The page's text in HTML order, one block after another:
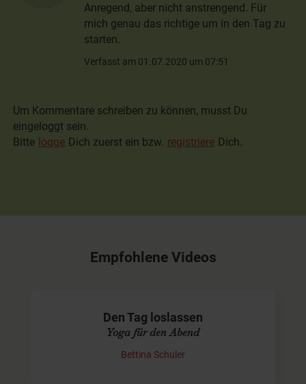
Anregend, aber nicht anstrengend. Für
mich genau das richtige um in den Tag zu
starten.
Verfasst am 01.07.2020 um 07:51
Um Kommentare schreiben zu können, musst Du
eingeloggt sein.
Bitte logge Dich zuerst ein bzw. registriere Dich.
Empfohlene Videos
Den Tag loslassen
Yoga für den Abend
Bettina Schuler